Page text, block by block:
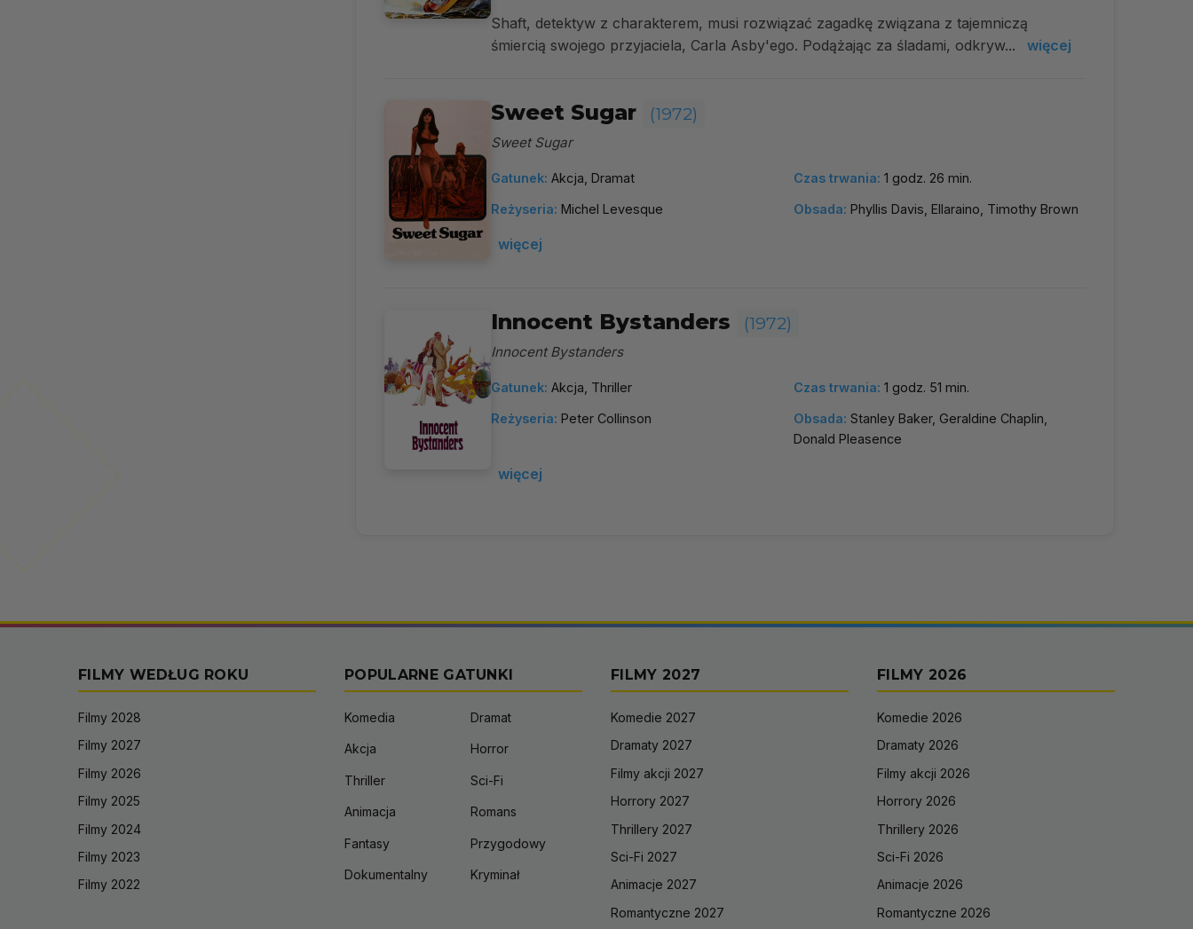
Shaft, detektyw z charakterem, musi rozwiązać zagadkę związana z tajemniczą
śmiercią swojego przyjaciela, Carla Asby'ego. Podążając za śladami, odkryw...
więcej
Sweet Sugar (1972)
Sweet Sugar
Gatunek: Akcja, Dramat Czas trwania: 1 godz. 26 min.
Reżyseria: Michel Levesque Obsada: Phyllis Davis, Ellaraino, Timothy Brown
więcej
Innocent Bystanders (1972)
Innocent Bystanders
Gatunek: Akcja, Thriller Czas trwania: 1 godz. 51 min.
Reżyseria: Peter Collinson Obsada: Stanley Baker, Geraldine Chaplin,
Donald Pleasence
więcej
FILMY WEDŁUG ROKU
Filmy 2028
Filmy 2027
Filmy 2026
Filmy 2025
Filmy 2024
Filmy 2023
Filmy 2022
POPULARNE GATUNKI
Komedia Dramat
Akcja Horror
Thriller Sci-Fi
Animacja Romans
Fantasy Przygodowy
Dokumentalny Kryminał
FILMY 2027
Komedie 2027
Dramaty 2027
Filmy akcji 2027
Horrory 2027
Thrillery 2027
Sci-Fi 2027
Animacje 2027
Romantyczne 2027
FILMY 2026
Komedie 2026
Dramaty 2026
Filmy akcji 2026
Horrory 2026
Thrillery 2026
Sci-Fi 2026
Animacje 2026
Romantyczne 2026